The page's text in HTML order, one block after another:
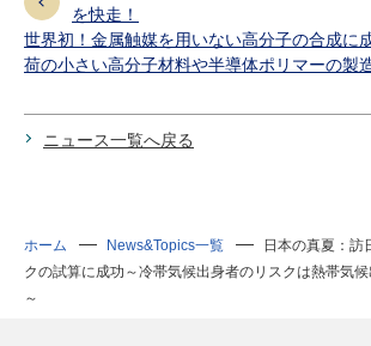
を快走！
世界初！金属触媒を用いない高分子の合成に
荷の小さい高分子材料や半導体ポリマーの製
ニュース一覧へ戻る
ホーム News&Topics一覧
日本の真夏：訪
クの試算に成功～冷帯気候出身者のリスクは熱帯気
～